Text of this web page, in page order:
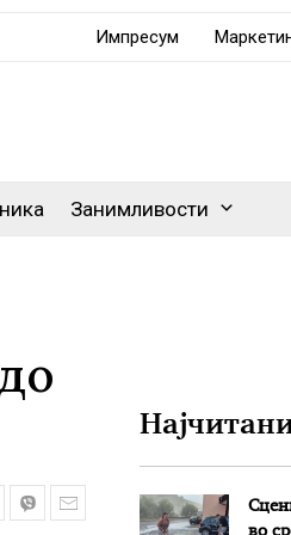
Импресум
Занимливости
во